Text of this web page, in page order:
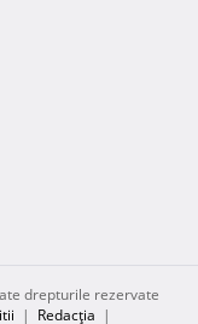
drepturile rezervate
| Redacţia |